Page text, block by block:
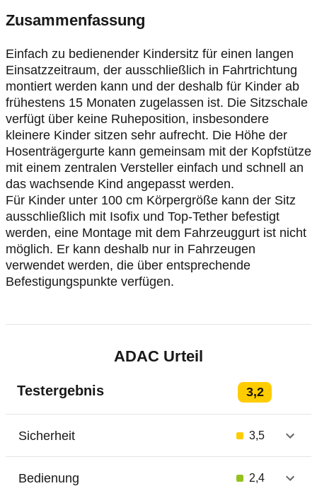
Zusammenfassung
Einfach zu bedienender Kindersitz für einen langen
Einsatzzeitraum, der ausschließlich in Fahrtrichtung
montiert werden kann und der deshalb für Kinder ab
frühestens 15 Monaten zugelassen ist. Die Sitzschale
verfügt über keine Ruheposition, insbesondere
kleinere Kinder sitzen sehr aufrecht. Die Höhe der
Hosenträgergurte kann gemeinsam mit der Kopfstütze
mit einem zentralen Versteller einfach und schnell an
das wachsende Kind angepasst werden.
Für Kinder unter 100 cm Körpergröße kann der Sitz
ausschließlich mit Isofix und Top-Tether befestigt
werden, eine Montage mit dem Fahrzeuggurt ist nicht
möglich. Er kann deshalb nur in Fahrzeugen
verwendet werden, die über entsprechende
Befestigungspunkte verfügen.
ADAC Urteil
Testergebnis 3,2
Sicherheit 3,5
Bedienung 2,4